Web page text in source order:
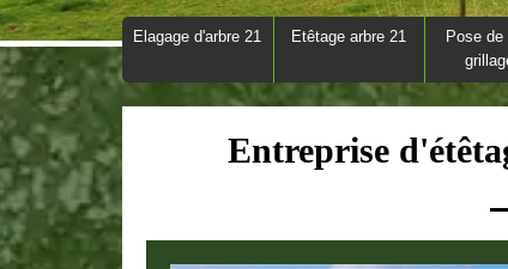
Elagage d'arbre 21 Etêtage arbre 21
Pose
Entreprise